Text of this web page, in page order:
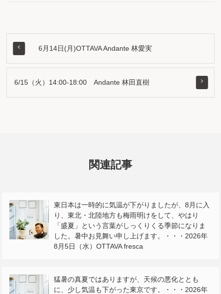
6月14日(月)OTTAVA Andante 林愛実
6/15（火）14:00-18:00 Andante 林田直樹
関連記事
東日本は一時的に気温が下がりましたが、8月に入
り、東北・北陸地方も梅雨明けをして、やはり
「盛夏」という言葉がしっくりくる季節になりま
した。暑中お見舞い申し上げます。・・・2026年
8月5日（水）OTTAVA fresca
猛暑の真夏ではありますが、天候の悪化ととも
に、少し気温も下がった東京です。・・・2026年